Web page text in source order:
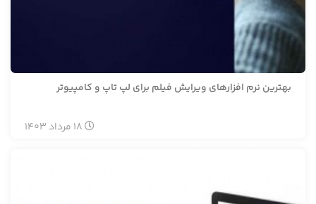
بهترین نرم افزارهای ویرایش فیلم برای لپ تاپ و کامپیوتر
18 مرداد 1403